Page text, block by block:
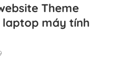
Theme
máy tính